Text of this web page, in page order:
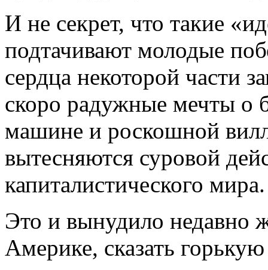
И не секрет, что такие
подтачивают молодые
сердца некоторой части
скоро радужные мечты о
машине и роскошной
вытесняются суровой
капиталистического мира.
Это и вынудило недавно
Америке, сказать